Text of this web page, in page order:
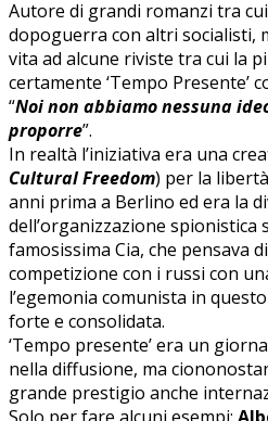
Autore di grandi romanzi tra cui
dopoguerra con altri socialisti,
vita ad alcune riviste tra cui la
certamente ‘Tempo Presente’
“Noi non abbiamo nessuna
proporre”.
In realtà l’iniziativa era una
Cultural Freedom) per la
anni prima a Berlino ed era la
dell’organizzazione spionistica
famosissima Cia, che pensava
competizione con i russi con
l’egemonia comunista in
forte e consolidata.
‘Tempo presente’ era un
nella diffusione, ma
grande prestigio anche